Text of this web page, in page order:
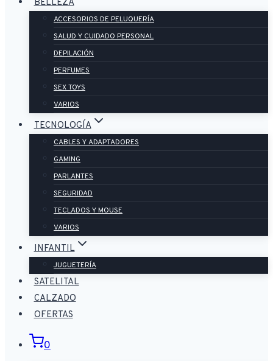
BELLEZA
ACCESORIOS DE PELUQUERÍA
SALUD Y CUIDADO PERSONAL
DEPILACIÓN
PERFUMES
SEX TOYS
VARIOS
TECNOLOGÍA
CABLES Y ADAPTADORES
GAMING
PARLANTES
SEGURIDAD
TECLADOS Y MOUSE
VARIOS
INFANTIL
JUGUETERÍA
SATELITAL
CALZADO
OFERTAS
0